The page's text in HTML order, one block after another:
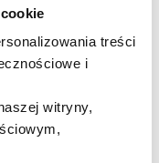
treści
i
witryny,
stronie
podstawy
lub do
momencie.
następujące